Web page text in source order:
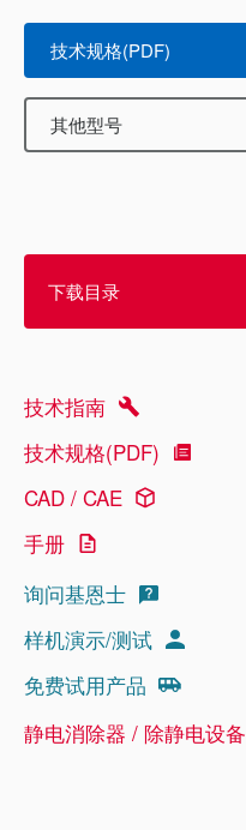
技术规格(PDF)
其他型号
下载目录
技术指南
技术规格(PDF)
CAD / CAE
手册
询问基恩士
样机演示/测试
免费试用产品
静电消除器 / 除静电设备